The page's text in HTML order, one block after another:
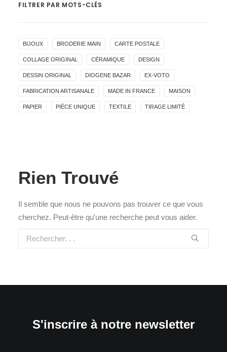
FILTRER PAR MOTS-CLÉS
BIJOUX BRODERIE MAIN CARTE POSTALE
COLLAGE ORIGINAL CÉRAMIQUE DESIGN
DESSIN ORIGINAL DIOGENE BAZAR EX-VOTO
FABRICATION ARTISANALE MADE IN FRANCE MAISON
PAPIER PIÈCE UNIQUE TEXTILE TIRAGE LIMITÉ
Rien Trouvé
Il semble que nous ne pouvons pas trouver ce que vous
cherchez. Peut-être qu'une recherche peut vous aider.
S'inscrire à notre newsletter